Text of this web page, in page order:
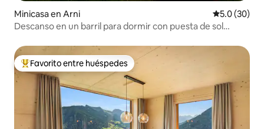
Minicasa en Arni Calificación
5.0 (30)
Descanso en un barril para dormir con puesta de sol
De los mejores en Favorito entre huéspedes
Favorito entre huéspedes